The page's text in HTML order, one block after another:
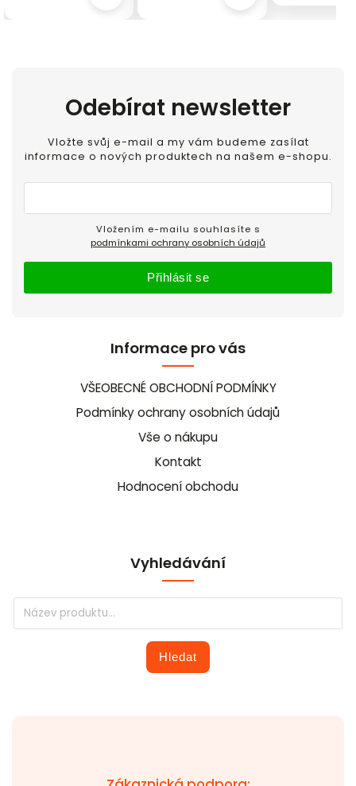
Informace pro vás
VŠEOBECNÉ OBCHODNÍ PODMÍNKY
Podmínky ochrany osobních údajů
Vše o nákupu
Kontakt
Hodnocení obchodu
Odebírat newsletter
Vložte svůj e-mail a my vám budeme zasílat
informace o nových produktech na našem e-shopu.
podmínkami ochrany osobních údajů
Přihlásit se
Vyhledávání
Hledat